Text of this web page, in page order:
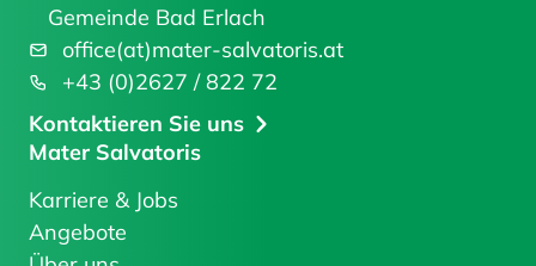
Mater Salvatoris
Karriere & Jobs
Angebote
Gemeinde Bad Erlach
office(at)mater-salvatoris.at
+43 (0)2627 / 822 72
Kontaktieren Sie uns